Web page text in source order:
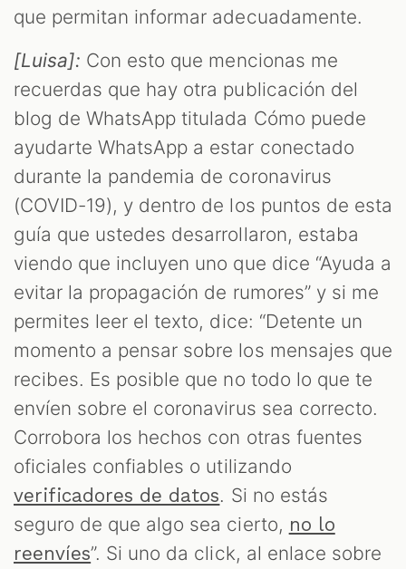
que permitan informar adecuadamente.
[Luisa]: Con esto que mencionas me
recuerdas que hay otra publicación del
blog de WhatsApp titulada Cómo puede
ayudarte WhatsApp a estar conectado
durante la pandemia de coronavirus
(COVID-19), y dentro de los puntos de esta
guía que ustedes desarrollaron, estaba
viendo que incluyen uno que dice “Ayuda a
evitar la propagación de rumores” y si me
permites leer el texto, dice: “Detente un
momento a pensar sobre los mensajes que
recibes. Es posible que no todo lo que te
envíen sobre el coronavirus sea correcto.
Corrobora los hechos con otras fuentes
oficiales confiables o utilizando
verificadores de datos. Si no estás
seguro de que algo sea cierto, no lo
reenvíes”. Si uno da click, al enlace sobre